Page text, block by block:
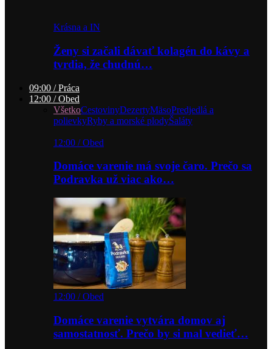
Krásna a IN
Ženy si začali dávať kolagén do kávy a
tvrdia, že chudnú…
09:00 / Práca
12:00 / Obed
VšetkoCestovinyDezertyMäsoPredjedlá a
polievkyRyby a morské plodyŠaláty
12:00 / Obed
Domáce varenie má svoje čaro. Prečo sa
Podravka už viac ako…
12:00 / Obed
Domáce varenie vytvára domov aj
samostatnosť. Prečo by si mal vedieť…